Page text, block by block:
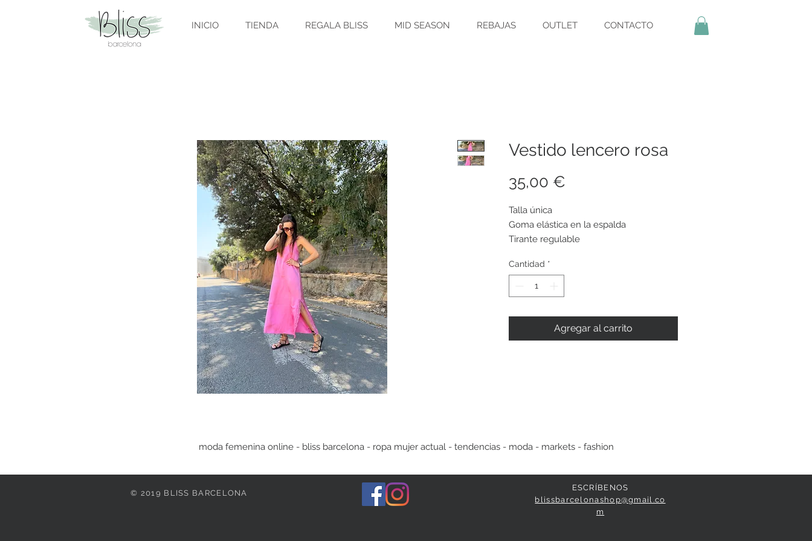
INICIO TIENDA REGALA BLISS MID SEASON REBAJAS OUTLET CONTACTO
Vestido lencero rosa
35,00 €
Talla única
Goma elástica en la espalda
Tirante regulable
Cantidad *
Agregar al carrito
moda femenina online - bliss barcelona - ropa mujer actual - tendencias - moda - markets - fashion
© 2019 BLISS BARCELONA
ESCRÍBENOS
blissbarcelonashop@gmail.co
m